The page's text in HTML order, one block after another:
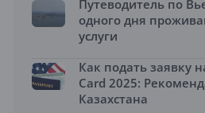
Путеводитель по
одного дня
услуги
Как подать заявку
Card 2025:
Казахстана